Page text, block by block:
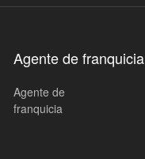
Agente de franquicia
Agente de
franquicia